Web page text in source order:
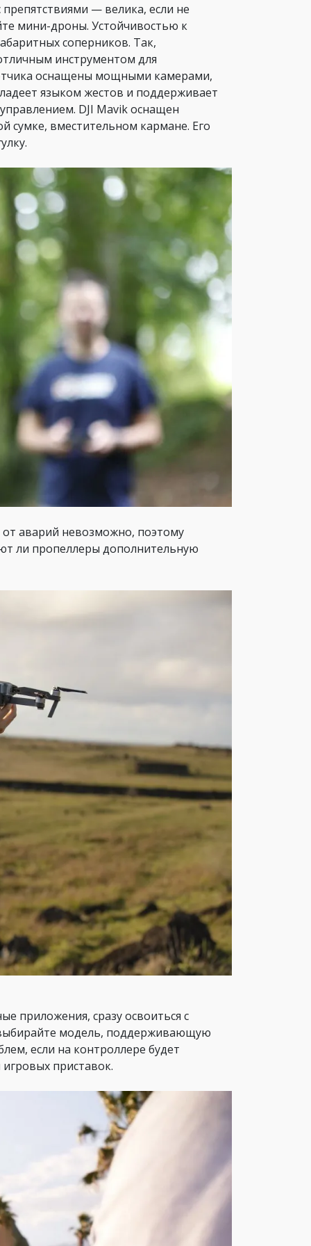
— велика, если не
мини-дроны. Устойчивостью к
соперников. Так,
инструментом для
оснащены мощными камерами,
языком жестов и поддерживает
DJI Mavik оснащен
сумке, вместительном кармане. Его
аварий невозможно, поэтому
ли пропеллеры дополнительную
приложения, сразу освоиться с
модель, поддерживающую
если на контроллере будет
приставок.